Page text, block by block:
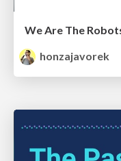
We Are The
honzajavorek